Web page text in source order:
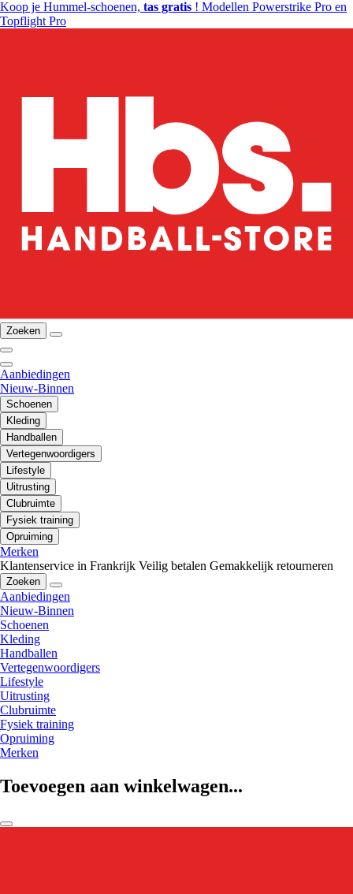
Koop je Hummel-schoenen, tas gratis ! Modellen Powerstrike Pro en
Topflight Pro
Zoeken
Aanbiedingen
Nieuw-Binnen
Schoenen
Kleding
Handballen
Vertegenwoordigers
Lifestyle
Uitrusting
Clubruimte
Fysiek training
Opruiming
Merken
Klantenservice in Frankrijk Veilig betalen Gemakkelijk retourneren
Zoeken
Aanbiedingen
Nieuw-Binnen
Schoenen
Kleding
Handballen
Vertegenwoordigers
Lifestyle
Uitrusting
Clubruimte
Fysiek training
Opruiming
Merken
Toevoegen aan winkelwagen...